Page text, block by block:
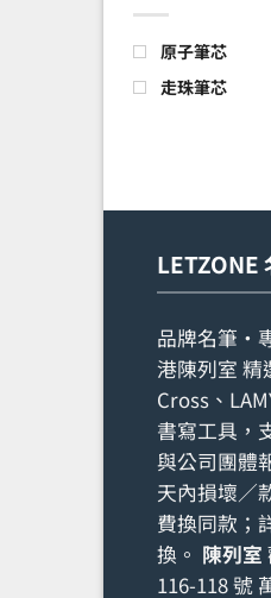
原子筆芯
走珠筆芯
LETZONE
品牌名筆・
港陳列室 精
Cross、
書寫工具，
與公司團體
天內損壞／
費換同款；
換 。 陳列室
116-118 號